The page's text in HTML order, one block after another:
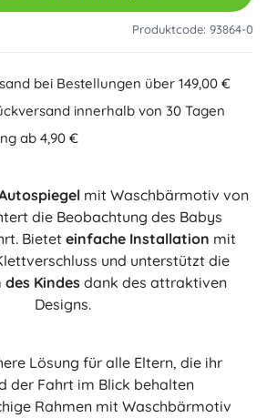
Produktcode: 93864-0
bei Bestellungen über 149,00 €
innerhalb von 30 Tagen
ab 4,90 €
mit Waschbärmotiv von
die Beobachtung des Babys
Bietet einfache Installation mit
und unterstützt die
Kindesdank des attraktiven
Designs.
Lösung für alle Eltern, die ihr
der Fahrt im Blick behalten
Rahmen mit Waschbärmotiv